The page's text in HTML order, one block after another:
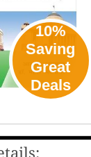
10%
Saving
Great
Deals